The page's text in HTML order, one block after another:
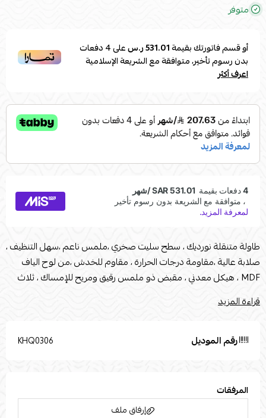
متوفر
أو قسم فاتورتك بقيمة531.01 ر.س على4دفعات
بدون رسوم تأخير، متوافقة مع الشريعة الإسلامية
اعرف أكثر
طاولة متنقلة نورديك ، سطح سليت صخري ،ملمس ناعم ،سهل التنظيف ،
صلابة عالية ،مقاومة درجات الحرارة ، مقاوم للخدش ،من لوح الياف
MDF ، هيكل معدني ، مقبض ذو ملمس رقيق ومريح للإمساك ، ثلاث
معيشية منظمه ، تصميم التخزين المصنف ، يتم تخزين أبواب الخزانة في
على الإحساس بالنظافة البصرية ،مع عجلات لتسهيل نقلها ،وهي مريحة
قراءة المزيد
رقم الموديل KHQ0306
المرفقات
إرفاق ملف